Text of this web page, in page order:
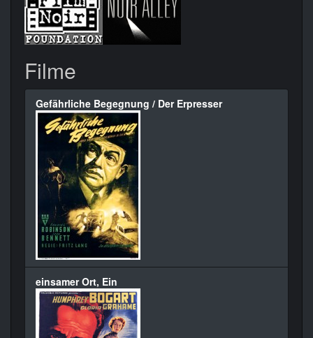
Filme
Gefährliche Begegnung / Der Erpresser
einsamer Ort, Ein